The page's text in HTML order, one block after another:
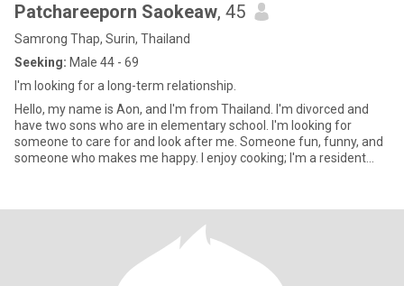
Patchareeporn Saokeaw, 45
Samrong Thap, Surin, Thailand
Seeking: Male 44 - 69
I'm looking for a long-term relationship.
Hello, my name is Aon, and I'm from Thailand. I'm divorced and
have two sons who are in elementary school. I'm looking for
someone to care for and look after me. Someone fun, funny, and
someone who makes me happy. I enjoy cooking; I'm a resident